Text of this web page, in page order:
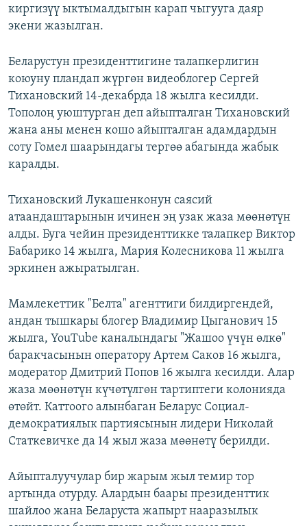
киргизүү ыктымалдыгын карап чыгууга даяр
экени жазылган.
Беларустун президенттигине талапкерлигин
коюуну пландап жүргөн видеоблогер Сергей
Тихановский 14-декабрда 18 жылга кесилди.
Тополоң уюштурган деп айыпталган Тихановский
жана аны менен кошо айыпталган адамдардын
соту Гомел шаарындагы тергөө абагында жабык
каралды.
Тихановский Лукашенконун саясий
атаандаштарынын ичинен эң узак жаза мөөнөтүн
алды. Буга чейин президенттикке талапкер Виктор
Бабарико 14 жылга, Мария Колесникова 11 жылга
эркинен ажыратылган.
Мамлекеттик "Белта" агенттиги билдиргендей,
андан тышкары блогер Владимир Цыганович 15
жылга, YouTube каналындагы "Жашоо үчүн өлкө"
баракчасынын оператору Артем Саков 16 жылга,
модератор Дмитрий Попов 16 жылга кесилди. Алар
жаза мөөнөтүн күчөтүлгөн тартиптеги колонияда
өтөйт. Каттоого алынбаган Беларус Социал-
демократиялык партиясынын лидери Николай
Статкевичке да 14 жыл жаза мөөнөтү берилди.
Айыпталуучулар бир жарым жыл темир тор
артында отурду. Алардын баары президенттик
шайлоо жана Беларуста жапырт нааразылык